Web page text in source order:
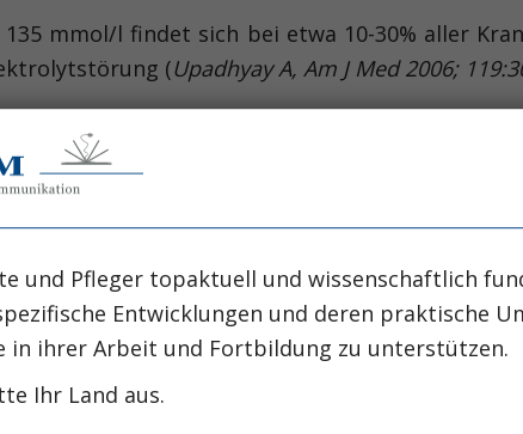
mmol/l findet sich bei etwa 10-30% aller
(Upadhyay A, Am J Med 2006;
werden häufig unterschätzt. Sie wird
Gill G, Clin Endocrinol 2006; 64:246-249;
Q J Med 2008; 101:583-588
), verlängert
1589).
< 125 mmol/l tritt selten auf (etwa
assoziiert und ist lebensbedrohend (
des Gesamtkörper-Wassers
und Pfleger topaktuell und wissenschaftlich
Entwicklungen und deren praktische
in ihrer Arbeit und Fortbildung zu unterstützen.
Ihr Land aus.